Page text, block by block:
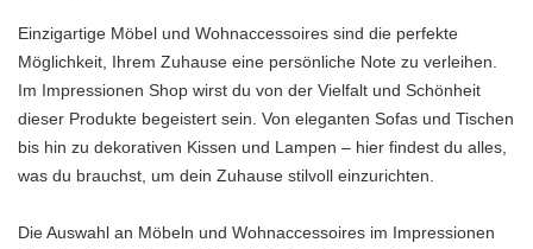
Einzigartige Möbel und Wohnaccessoires sind die perfekte
Möglichkeit, Ihrem Zuhause eine persönliche Note zu verleihen.
Im Impressionen Shop wirst du von der Vielfalt und Schönheit
dieser Produkte begeistert sein. Von eleganten Sofas und Tischen
bis hin zu dekorativen Kissen und Lampen – hier findest du alles,
was du brauchst, um dein Zuhause stilvoll einzurichten.
Die Auswahl an Möbeln und Wohnaccessoires im Impressionen